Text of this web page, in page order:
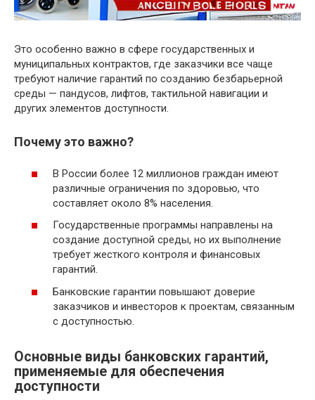
Это особенно важно в сфере государственных и
муниципальных контрактов, где заказчики все чаще
требуют наличие гарантий по созданию безбарьерной
среды — пандусов, лифтов, тактильной навигации и
других элементов доступности.
Почему это важно?
В России более 12 миллионов граждан имеют
различные ограничения по здоровью, что
составляет около 8% населения.
Государственные программы направлены на
создание доступной среды, но их выполнение
требует жесткого контроля и финансовых
гарантий.
Банковские гарантии повышают доверие
заказчиков и инвесторов к проектам, связанным
с доступностью.
Основные виды банковских гарантий,
применяемые для обеспечения
доступности